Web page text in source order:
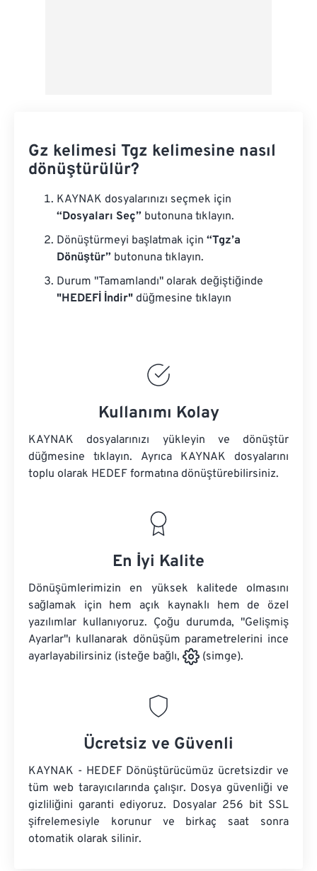
Gz kelimesi Tgz kelimesine nasıl
dönüştürülür?
KAYNAK dosyalarınızı seçmek için
“Dosyaları Seç” butonuna tıklayın.
Dönüştürmeyi başlatmak için “Tgz’a
Dönüştür” butonuna tıklayın.
Durum "Tamamlandı" olarak değiştiğinde
"HEDEFİ İndir" düğmesine tıklayın
Kullanımı Kolay
KAYNAK dosyalarınızı yükleyin ve dönüştür
düğmesine tıklayın. Ayrıca KAYNAK dosyalarını
toplu olarak HEDEF formatına dönüştürebilirsiniz.
En İyi Kalite
Dönüşümlerimizin en yüksek kalitede olmasını
sağlamak için hem açık kaynaklı hem de özel
yazılımlar kullanıyoruz. Çoğu durumda, "Gelişmiş
Ayarlar"ı kullanarak dönüşüm parametrelerini ince
ayarlayabilirsiniz (isteğe bağlı,
(simge).
Ücretsiz ve Güvenli
KAYNAK - HEDEF Dönüştürücümüz ücretsizdir ve
tüm web tarayıcılarında çalışır. Dosya güvenliği ve
gizliliğini garanti ediyoruz. Dosyalar 256 bit SSL
şifrelemesiyle korunur ve birkaç saat sonra
otomatik olarak silinir.